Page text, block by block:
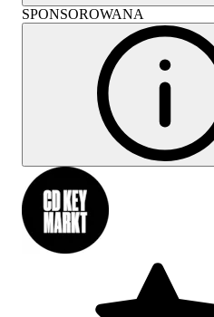
SPONSOROWANA